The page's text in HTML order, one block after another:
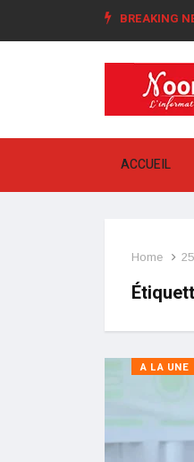
BREAKING
ACCUEIL
Home
A LA UNE